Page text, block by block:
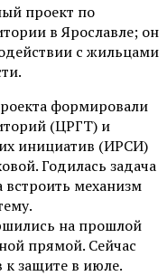
проект по
в Ярославле; он
с жильцами
формировали
(ЦРГТ) и
инициатив (ИРСИ)
Годилась задача
механизм
на прошлой
прямой. Сейчас
к защите в июле.